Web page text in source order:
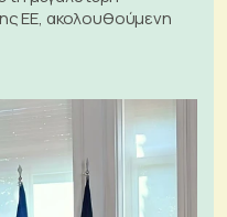
ΕΕ, ακολουθούμενη